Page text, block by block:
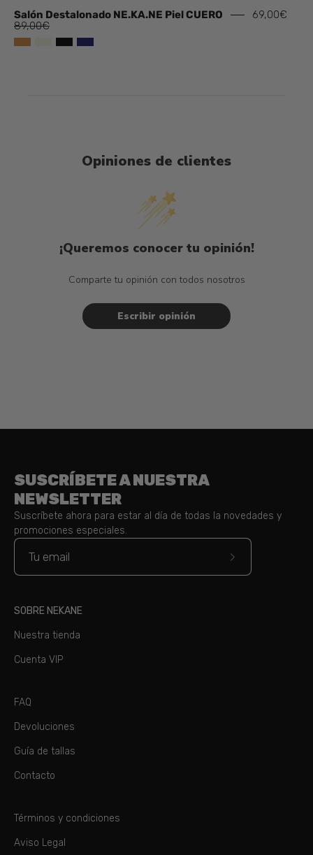
Salón Destalonado NE.KA.NE Piel CUERO
69,00€
89,00€
Opiniones de clientes
¡Queremos conocer tu opinión!
Comparte tu opinión con todos nosotros
Escribir opinión
SUSCRÍBETE A NUESTRA
NEWSLETTER
Suscríbete ahora para estar al día de todas la novedades y
promociones especiales.
Suscríbete
SOBRE NEKANE
Nuestra tienda
Cuenta VIP
FAQ
Devoluciones
Guía de tallas
Contacto
Términos y condiciones
Aviso Legal